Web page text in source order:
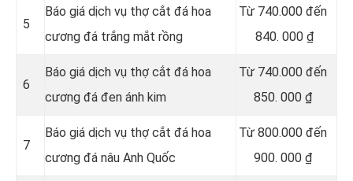
5
Báo giá dịch vụ thợ cắt đá hoa
cương đá trắng mắt rồng
Từ 740.000 đến
840. 000 ₫
6
Báo giá dịch vụ thợ cắt đá hoa
cương đá đen ánh kim
Từ 740.000 đến
850. 000 ₫
7
Báo giá dịch vụ thợ cắt đá hoa
cương đá nâu Anh Quốc
Từ 800.000 đến
900. 000 ₫